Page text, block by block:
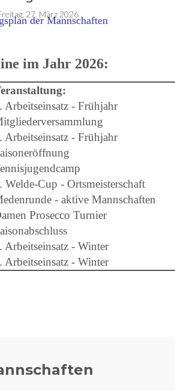
27. März 2026
der Mannschaften
im Jahr 2026:
Arbeitseinsatz - Frühjahr
Arbeitseinsatz - Frühjahr
Welde-Cup - Ortsmeisterschaft
- aktive Mannschaften
Prosecco Turnier
Arbeitseinsatz - Winter
Arbeitseinsatz - Winter